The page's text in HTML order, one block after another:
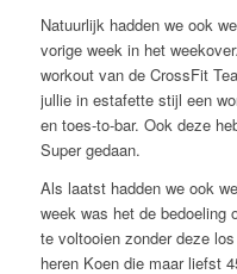
Natuurlijk hadden we ook
vorige week in het
workout van de CrossFit
jullie in estafette stijl een
en toes-to-bar. Ook deze
Super gedaan.
Als laatst hadden we ook
week was het de bedoeling
te voltooien zonder deze
heren Koen die maar liefst